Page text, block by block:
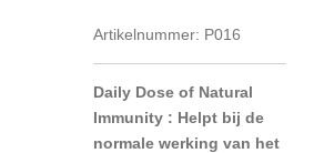
Artikelnummer: P016
Daily Dose of Natural
Immunity : Helpt bij de
normale werking van het